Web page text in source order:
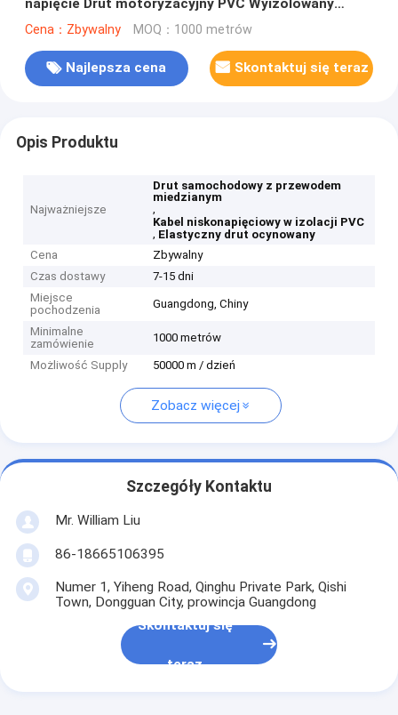
napięcie Drut motoryzacyjny PVC Wyizolowany
kablówka z cytrynowanym kable elastyczne drut
Cena：Zbywalny MOQ：1000 metrów
Najlepsza cena Skontaktuj się teraz
Opis Produktu
Najważniejsze
Drut samochodowy z przewodem
miedzianym
,
Kabel niskonapięciowy w izolacji PVC
, Elastyczny drut ocynowany
Cena
Zbywalny
Czas dostawy
7-15 dni
Miejsce
pochodzenia
Guangdong, Chiny
Minimalne
zamówienie
1000 metrów
Możliwość Supply 50000 m / dzień
Zobacz więcej
Szczegóły Kontaktu
Mr. William Liu
86-18665106395
Numer 1, Yiheng Road, Qinghu Private Park, Qishi
Town, Dongguan City, prowincja Guangdong
Skontaktuj się
teraz